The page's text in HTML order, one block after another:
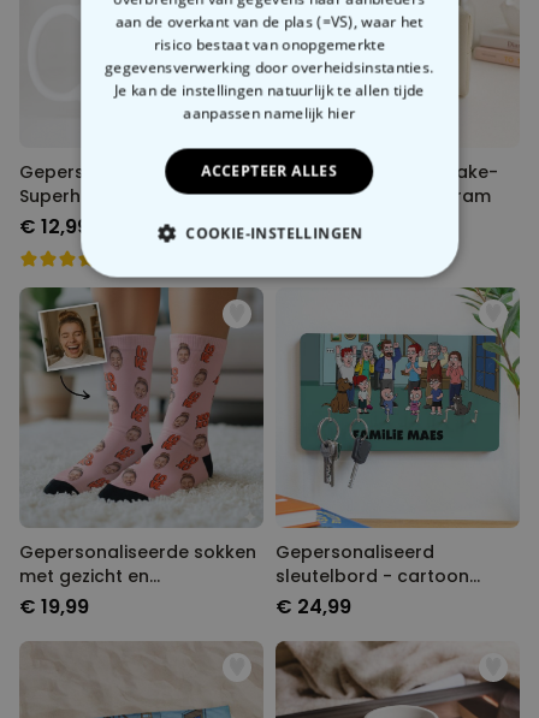
Gepersonaliseerde
Superhelden Mok met Foto
Gezicht
€ 12,99
Gepersonaliseerd make-
up tasje met monogram
€ 19,99
Gepersonaliseerde sokken
met gezicht en
verschillende designs
€ 19,99
Gepersonaliseerd
sleutelbord - cartoon
familie illustratie
€ 24,99
aan de overkant van de plas (=VS), waar het
risico bestaat van onopgemerkte
gegevensverwerking door overheidsinstanties.
Je kan de instellingen natuurlijk te allen tijde
aanpassen namelijk hier
ACCEPTEER ALLES
COOKIE-INSTELLINGEN
NOODZAKELIJK
PERFORMANCE
MARKETING OVERIGE